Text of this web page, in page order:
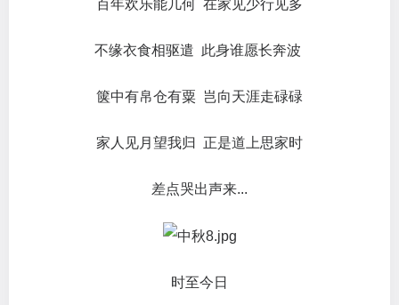
百年欢乐能几何 在家见少行见多
不缘衣食相驱遣 此身谁愿长奔波
箧中有帛仓有粟 岂向天涯走碌碌
家人见月望我归 正是道上思家时
差点哭出声来...
时至今日